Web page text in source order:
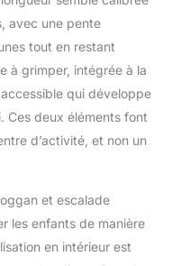
La
du
est
résistant
et à l'eau, qui
à la lumière
— Ce dôme de
un cadeau de
les 3-10 ans.
seulement
avec une pente
tout en restant
à grimper, intégrée à la
qui développe
Ces deux éléments font
d’activité, et non un
et escalade
les enfants de manière
en intérieur est